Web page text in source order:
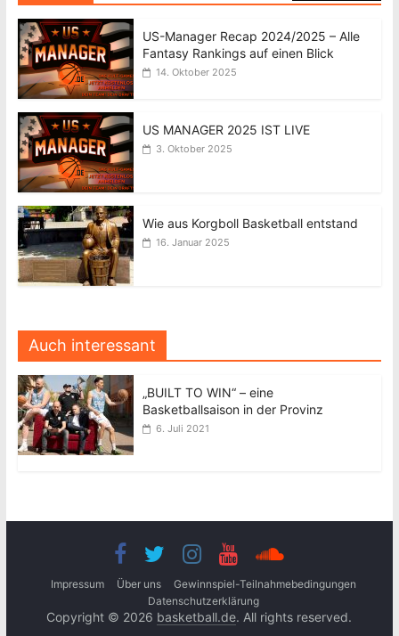
US-Manager Recap 2024/2025 – Alle
Fantasy Rankings auf einen Blick
14. Oktober 2025
US MANAGER 2025 IST LIVE
3. Oktober 2025
Wie aus Korgboll Basketball entstand
16. Januar 2025
Auch interessant
„BUILT TO WIN“ – eine
Basketballsaison in der Provinz
6. Juli 2021
Impressum Über uns
Gewinnspiel-Teilnahmebedingungen
Datenschutzerklärung
Copyright © 2026 basketball.de. All rights reserved.